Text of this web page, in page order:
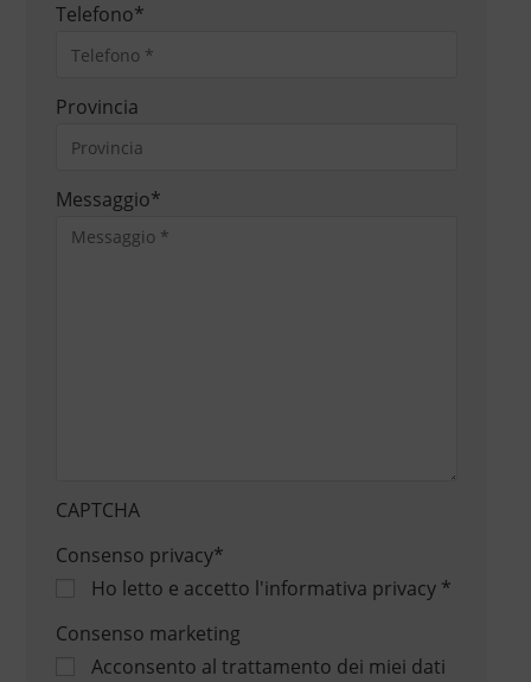
Telefono*
Provincia
Messaggio*
CAPTCHA
Consenso privacy*
Ho letto e accetto l'informativa privacy*
Consenso marketing
Acconsento al trattamento dei miei dati